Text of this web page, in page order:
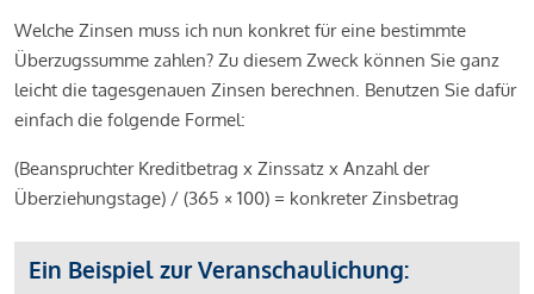
Welche Zinsen muss ich nun konkret für eine bestimmte
Überzugssumme zahlen? Zu diesem Zweck können Sie ganz
leicht die tagesgenauen Zinsen berechnen. Benutzen Sie dafür
einfach die folgende Formel:
(Beanspruchter Kreditbetrag x Zinssatz x Anzahl der
Überziehungstage) / (365 × 100) = konkreter Zinsbetrag
Ein Beispiel zur Veranschaulichung: